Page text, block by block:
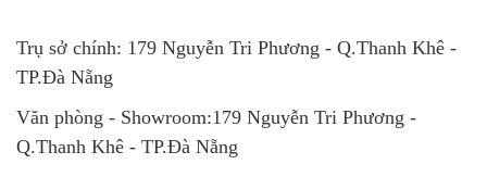
Trụ sở chính: 179 Nguyễn Tri Phương - Q.Thanh Khê -
TP.Đà Nẵng
Văn phòng - Showroom:179 Nguyễn Tri Phương -
Q.Thanh Khê - TP.Đà Nẵng